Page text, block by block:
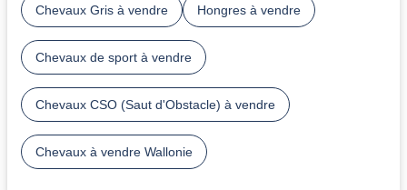
Chevaux Gris à vendre Hongres à vendre
Chevaux de sport à vendre
Chevaux CSO (Saut d'Obstacle) à vendre
Chevaux à vendre Wallonie